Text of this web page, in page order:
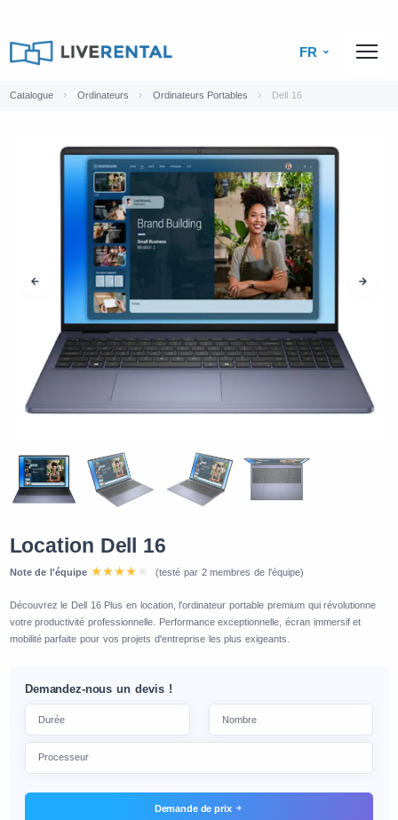
FR
Catalogue Ordinateurs Ordinateurs Portables Dell 16
Location Dell 16
Note de l'équipe (testé par 2 membres de l'équipe)
Découvrez le Dell 16 Plus en location, l'ordinateur portable premium qui révolutionne
votre productivité professionnelle. Performance exceptionnelle, écran immersif et
mobilité parfaite pour vos projets d'entreprise les plus exigeants.
Demandez-nous un devis !
Demande de prix